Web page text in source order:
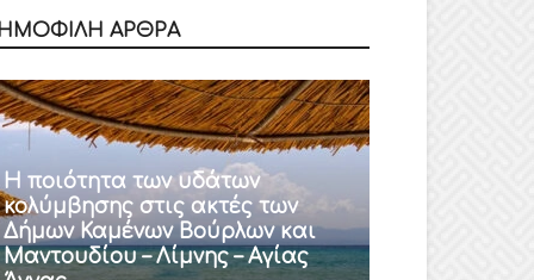
ΑΡΘΡΑ
Η ποιότητα των υδάτων
κολύμβησης στις ακτές των
Δήμων Καμένων Βούρλων και
Μαντουδίου – Λίμνης – Αγίας